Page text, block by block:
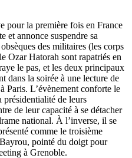
pour la première fois en France
et annonce suspendre sa
des militaires (les corps
Ozar Hatorah sont rapatriés en
le pas, et les deux principaux
dans la soirée à une lecture de
Paris. L’évènement conforte le
présidentialité de leurs
de leur capacité à se détacher
national. À l’inverse, il se
comme le troisième
pointé du doigt pour
à Grenoble.